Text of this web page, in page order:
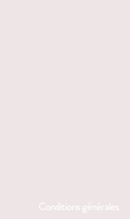
Conditions générales